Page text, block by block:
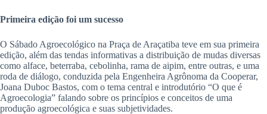
Primeira edição foi um sucesso
O Sábado Agroecológico na Praça de Araçatiba teve em sua primeira
edição, além das tendas informativas a distribuição de mudas diversas
como alface, beterraba, cebolinha, rama de aipim, entre outras, e uma
roda de diálogo, conduzida pela Engenheira Agrônoma da Cooperar,
Joana Duboc Bastos, com o tema central e introdutório “O que é
Agroecologia” falando sobre os princípios e conceitos de uma
produção agroecológica e suas subjetividades.